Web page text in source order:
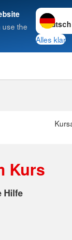
use the
Sprache
Alles klar
Kurs
Hilfe